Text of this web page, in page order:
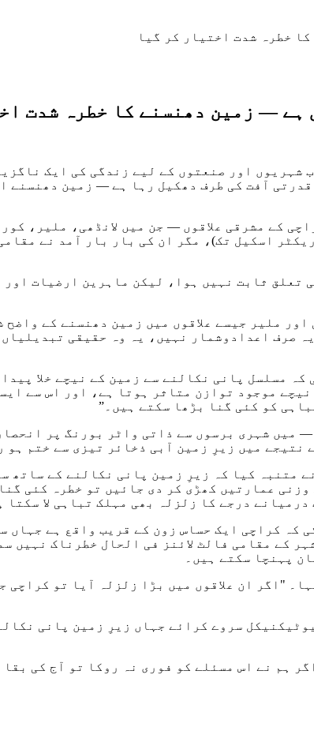
خطرہ شدت اختیار کر گیا
— زمین دھنسنے کا خطرہ شدت
اور صنعتوں کے لیے زندگی کی ایک
آفت کی طرف دھکیل رہا ہے — زمین دھنسنے
کے مشرقی علاقوں — جن میں لانڈھی، ملیر،
میں 57 جھٹکے محسوس کیے جا چکے ہیں۔ یہ جھٹکے اگرچہ شدت میں معمولی تھے (1.5 سے 3.8 ریکٹر اسکیل
ثابت نہیں ہوا، لیکن ماہرین ارضیات
ملیر جیسے علاقوں میں زمین دھنسنے کے
تک بیٹھ چکی ہے، اور سالانہ اوسط 1.5 سینٹی میٹر ہے۔ یہ صرف اعدادوشمار نہیں،
مسلسل پانی نکالنے سے زمین کے نیچے خلا
موجود توازن متاثر ہوتا ہے، اور اس سے
کو کئی گنا بڑھا سکتے ہیں۔”
میں شہری برسوں سے ذاتی واٹر بورنگ پر
نتیجے میں زیرِ زمین آبی ذخائر تیزی سے ختم ہو
متنبہ کیا کہ زیرِ زمین پانی نکالنے کے ساتھ
عمارتیں کھڑی کر دی جائیں تو خطرہ کئی
درجے کا زلزلہ بھی مہلک تباہی لا سکتا
کے مقامی فالٹ لائنز فی الحال خطرناک نہیں
پہنچا سکتے ہیں۔
"اگر ان علاقوں میں بڑا زلزلہ آیا تو کراچی
سروے کرائے جہاں زیرِ زمین پانی
ہم نے اس مسئلے کو فوری نہ روکا تو آج کی